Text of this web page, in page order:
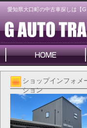
愛知県大口町の中古車探しは【G
ショップインフォメ
ション